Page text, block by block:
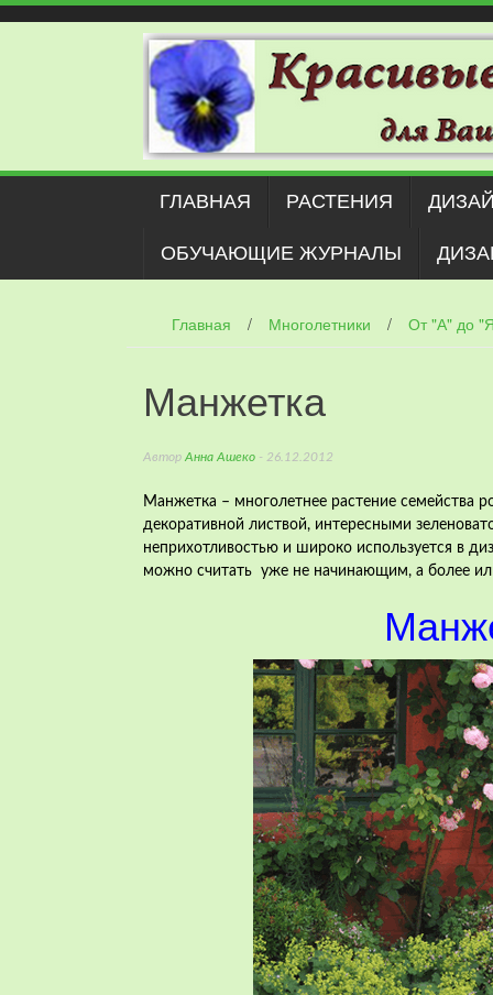
Наверх
ГЛАВНАЯ РАСТЕНИЯ
ОБУЧАЮЩИЕ ЖУРНАЛЫ
Главная / Многолетники / От "А" до
Манжетка
Автор Анна Ашеко - 26.12.2012
Манжетка – многолетнее растение семейства
декоративной листвой, интересными
неприхотливостью и широко используется в
можно считать уже не начинающим, а более